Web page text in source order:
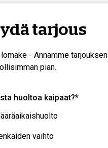
tarjous
lomake - Annamme tarjouksen
pian.
huoltoa kaipaat?*
vaihto